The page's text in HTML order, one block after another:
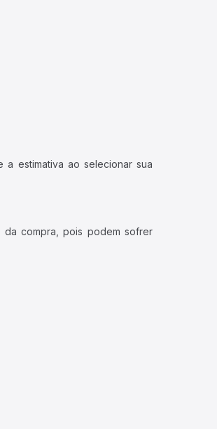
estimativa ao selecionar sua
da compra, pois podem sofrer